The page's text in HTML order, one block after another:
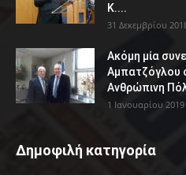
Κ....
31 Δεκεμβρίου
Ακόμη μία
Αμπατζόγλου
Ανθρώπινη
1 Ιανουαρίου 2019
Δημοφιλή κατηγορία